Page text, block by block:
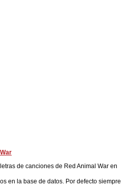
de canciones de Red Animal War en
en la base de datos. Por defecto siempre